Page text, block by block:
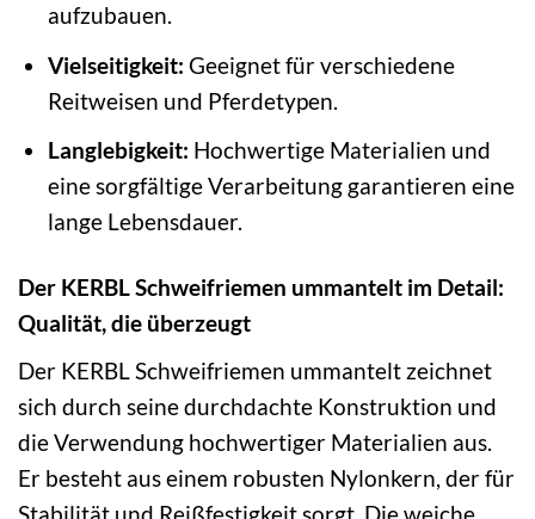
aufzubauen.
Vielseitigkeit: Geeignet für verschiedene
Reitweisen und Pferdetypen.
Langlebigkeit: Hochwertige Materialien und
eine sorgfältige Verarbeitung garantieren eine
lange Lebensdauer.
Der KERBL Schweifriemen ummantelt im Detail:
Qualität, die überzeugt
Der KERBL Schweifriemen ummantelt zeichnet
sich durch seine durchdachte Konstruktion und
die Verwendung hochwertiger Materialien aus.
Er besteht aus einem robusten Nylonkern, der für
Stabilität und Reißfestigkeit sorgt. Die weiche